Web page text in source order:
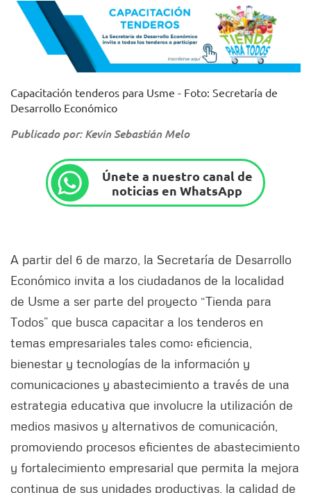
Capacitación tenderos para Usme - Foto: Secretaría de
Desarrollo Económico
Publicado por: Kevin Sebastián Melo
Únete a nuestro canal de
noticias en WhatsApp
A partir del 6 de marzo, la Secretaría de Desarrollo
Económico invita a los ciudadanos de la localidad
de Usme a ser parte del proyecto “Tienda para
Todos” que busca capacitar a los tenderos en
temas empresariales tales como: eficiencia,
bienestar y tecnologías de la información y
comunicaciones y abastecimiento a través de una
estrategia educativa que involucre la utilización de
medios masivos y alternativos de comunicación,
promoviendo procesos eficientes de abastecimiento
y fortalecimiento empresarial que permita la mejora
continua de sus unidades productivas, la calidad de